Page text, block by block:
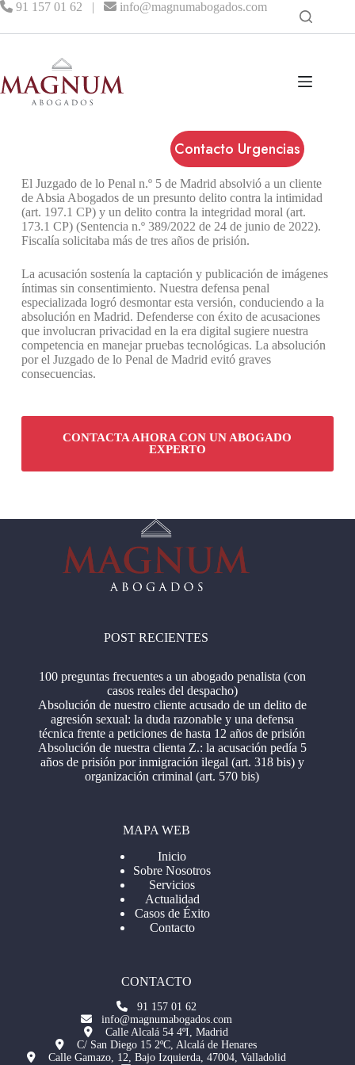
91 157 01 62 | info@magnumabogados.com
Contacto Urgencias
El Juzgado de lo Penal n.º 5 de Madrid absolvió a un cliente
de Absia Abogados de un presunto delito contra la intimidad
(art. 197.1 CP) y un delito contra la integridad moral (art.
173.1 CP) (Sentencia n.º 389/2022 de 24 de junio de 2022).
Fiscalía solicitaba más de tres años de prisión.
La acusación sostenía la captación y publicación de imágenes
íntimas sin consentimiento. Nuestra defensa penal
especializada logró desmontar esta versión, conduciendo a la
absolución en Madrid. Defenderse con éxito de acusaciones
que involucran privacidad en la era digital sugiere nuestra
competencia en manejar pruebas tecnológicas. La absolución
por el Juzgado de lo Penal de Madrid evitó graves
consecuencias.
CONTACTA AHORA CON UN ABOGADO
EXPERTO
POST RECIENTES
100 preguntas frecuentes a un abogado penalista (con
casos reales del despacho)
Absolución de nuestro cliente acusado de un delito de
agresión sexual: la duda razonable y una defensa
técnica frente a peticiones de hasta 12 años de prisión
Absolución de nuestra clienta Z.: la acusación pedía 5
años de prisión por inmigración ilegal (art. 318 bis) y
organización criminal (art. 570 bis)
MAPA WEB
Inicio
Sobre Nosotros
Servicios
Actualidad
Casos de Éxito
Contacto
CONTACTO
91 157 01 62
info@magnumabogados.com
Calle Alcalá 54 4ºI, Madrid
C/ San Diego 15 2ºC, Alcalá de Henares
Calle Gamazo, 12, Bajo Izquierda, 47004, Valladolid